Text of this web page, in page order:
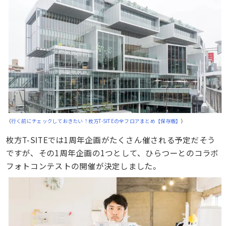
（行く前にチェックしておきたい！枚方T-SITEの全フロアまとめ【保存版】）
枚方T-SITEでは1周年企画がたくさん催される予定だそう
ですが、その1周年企画の1つとして、ひらつーとのコラボ
フォトコンテストの開催が決定しました。